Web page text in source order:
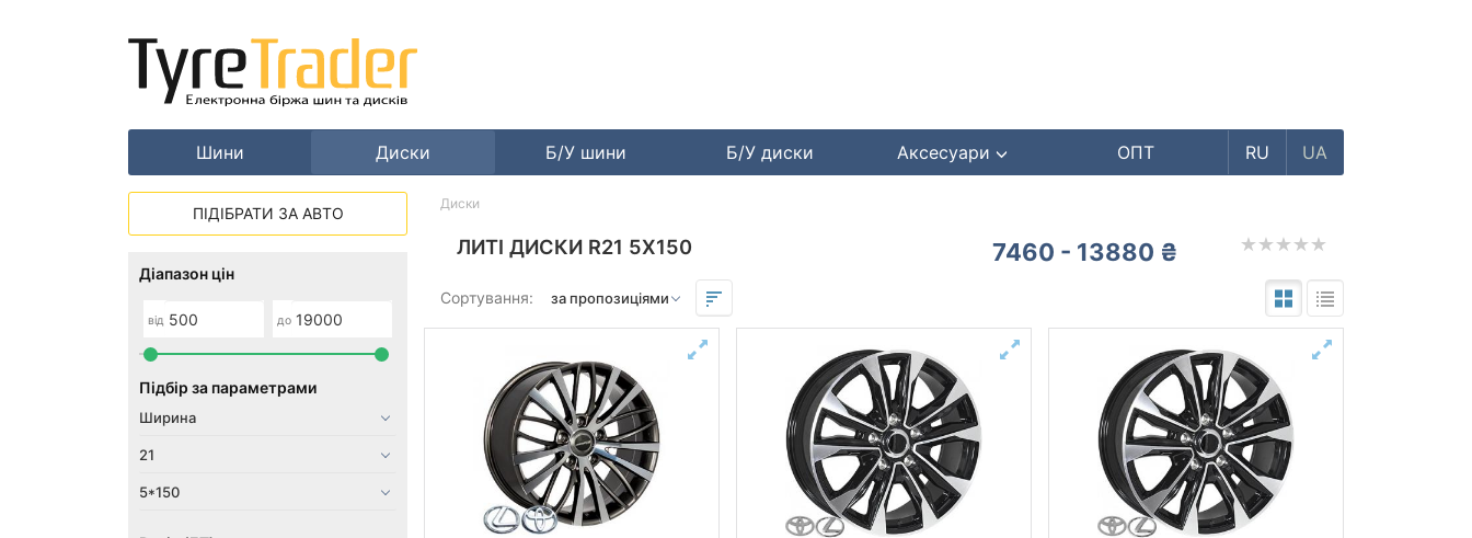
Шини Диски Б/У шини Б/У диски Аксесуари ОПТ RU UA
ЛИТІ ДИСКИ R21 5X150 7460 - 13880 ₴
Сортування:
Диски
ПІДІБРАТИ ЗА АВТО
Діапазон цін
від до
Підбір за параметрами